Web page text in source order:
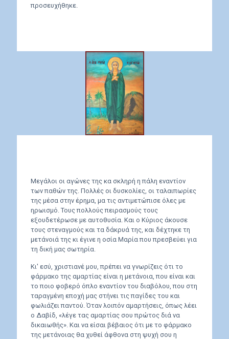
προσευχήθηκε.
Μεγάλοι οι αγώνες της κα σκληρή η πάλη εναντίον
των παθών της. Πολλές οι δυσκολίες, οι ταλαιπωρίες
της μέσα στην έρημα, μα τις αντιμετώπισε όλες με
ηρωισμό. Τους πολλούς πειρασμούς τους
εξουδετέρωσε με αυτοθυσία. Και ο Κύριος άκουσε
τους στεναγμούς και τα δάκρυά της, και δέχτηκε τη
μετάνοιά της κι έγινε η οσία Μαρία που πρεσβεύει για
τη δική μας σωτηρία.
Κι' εσύ, χριστιανέ μου, πρέπει να γνωρίζεις ότι το
φάρμακο της αμαρτίας είναι η μετάνοια, που είναι και
το ποιο φοβερό όπλο εναντίον του διαβόλου, που στη
ταραγμένη εποχή μας στήνει τις παγίδες του και
φωλιάζει παντού. Όταν λοιπόν αμαρτήσεις, όπως λέει
ο Δαβίδ, «λέγε τας αμαρτίας σου πρώτος διά να
δικαιωθής». Και να είσαι βέβαιος ότι με το φάρμακο
της μετάνοιας θα χυθεί άφθονα στη ψυχή σου η